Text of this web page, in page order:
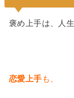
褒め上手は、人
恋愛上手 も、